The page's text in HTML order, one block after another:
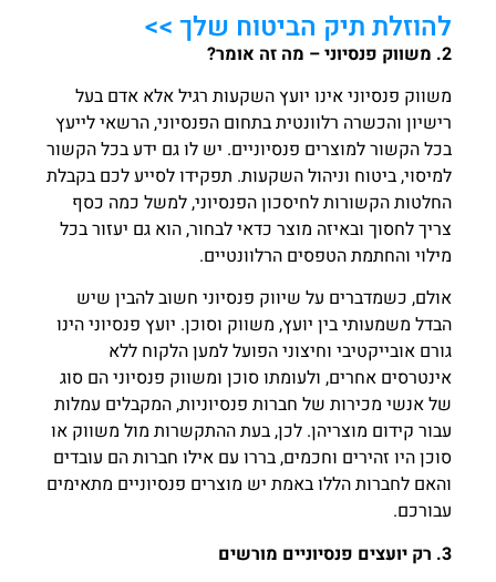
להוזלת תיק הביטוח שלך >>
2. משווק פנסיוני – מה זה אומר?
משווק פנסיוני אינו יועץ השקעות רגיל אלא אדם בעל
רישיון והכשרה רלוונטית בתחום הפנסיוני, הרשאי לייעץ
בכל הקשור למוצרים פנסיוניים. יש לו גם ידע בכל הקשור
למיסוי, ביטוח וניהול השקעות. תפקידו לסייע לכם בקבלת
החלטות הקשורות לחיסכון הפנסיוני, למשל כמה כסף
צריך לחסוך ובאיזה מוצר כדאי לבחור, הוא גם יעזור בכל
מילוי והחתמת הטפסים הרלוונטיים.
אולם, כשמדברים על שיווק פנסיוני חשוב להבין שיש
הבדל משמעותי בין יועץ, משווק וסוכן. יועץ פנסיוני הינו
גורם אובייקטיבי וחיצוני הפועל למען הלקוח ללא
אינטרסים אחרים, ולעומתו סוכן ומשווק פנסיוני הם סוג
של אנשי מכירות של חברות פנסיוניות, המקבלים עמלות
עבור קידום מוצריהן. לכן, בעת ההתקשרות מול משווק או
סוכן היו זהירים וחכמים, בררו עם אילו חברות הם עובדים
והאם לחברות הללו באמת יש מוצרים פנסיוניים מתאימים
עבורכם.
3. רק יועצים פנסיוניים מורשים